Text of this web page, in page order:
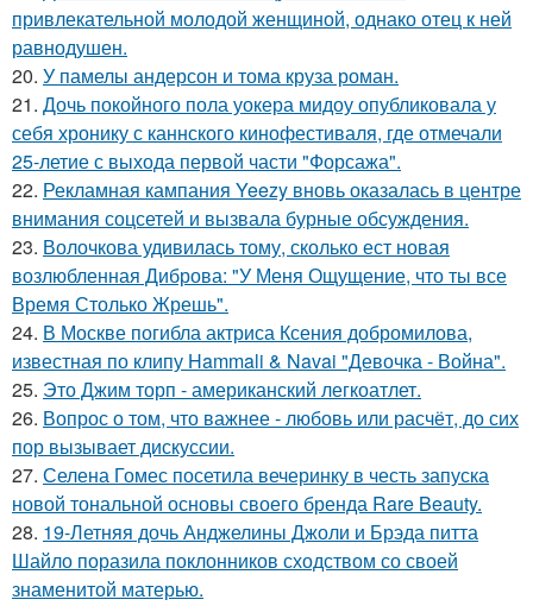
привлекательной молодой женщиной, однако отец к ней
равнодушен.
20. У памелы андерсон и тома круза роман.
21. Дочь покойного пола уокера мидоу опубликовала у
себя хронику с каннского кинофестиваля, где отмечали
25-летие с выхода первой части "Форсажа".
22. Рекламная кампания Yeezy вновь оказалась в центре
внимания соцсетей и вызвала бурные обсуждения.
23. Волочкова удивилась тому, сколько ест новая
возлюбленная Диброва: "У Меня Ощущение, что ты все
Время Столько Жрешь".
24. В Москве погибла актриса Ксения добромилова,
известная по клипу Hammali & Navai "Девочка - Война".
25. Это Джим торп - американский легкоатлет.
26. Вопрос о том, что важнее - любовь или расчёт, до сих
пор вызывает дискуссии.
27. Селена Гомес посетила вечеринку в честь запуска
новой тональной основы своего бренда Rare Beauty.
28. 19-Летняя дочь Анджелины Джоли и Брэда питта
Шайло поразила поклонников сходством со своей
знаменитой матерью.